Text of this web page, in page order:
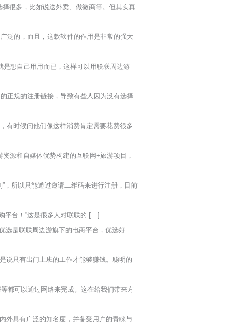
很多，比如说送外卖、做微商等。但其实真
泛的，而且，这款软件的作用是非常的强大
想自己用用而已，这样可以用联联周边游
正规的注册链接，导致有些人因为没有选择
有时候问他们像这样消费肯定需要花费很多
源和自媒体优势构建的互联网+旅游项目，
，所以只能通过邀请二维码来进行注册，目前
平台！”这是很多人对联联的 […]...
选是联联周边游旗下的电商平台，优选好
说只有出门上班的工作才能够赚钱。聪明的
都可以通过网络来完成。这在给我们带来方
外具有广泛的知名度，并备受用户的青睐与